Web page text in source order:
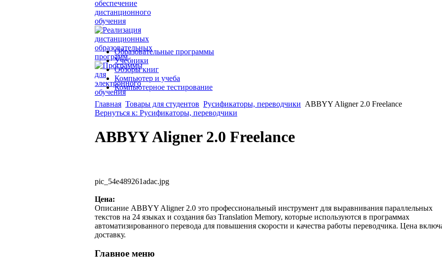
Образовательные программы
Учебники
Обзоры книг
Компьютер и учеба
Компьютерное тестирование
Главная Товары для студентов Русификаторы, переводчики ABBYY Aligner 2.0 Freelance
Вернуться к: Русификаторы, переводчики
ABBYY Aligner 2.0 Freelance
pic_54e489261adac.jpg
Цена:
Описание ABBYY Aligner 2.0 это профессиональный инструмент для выравнивания параллельных
текстов на 24 языках и создания баз Translation Memory, которые используются в программах
автоматизированного перевода для повышения скорости и качества работы переводчика. Цена
доставку.
Главное меню